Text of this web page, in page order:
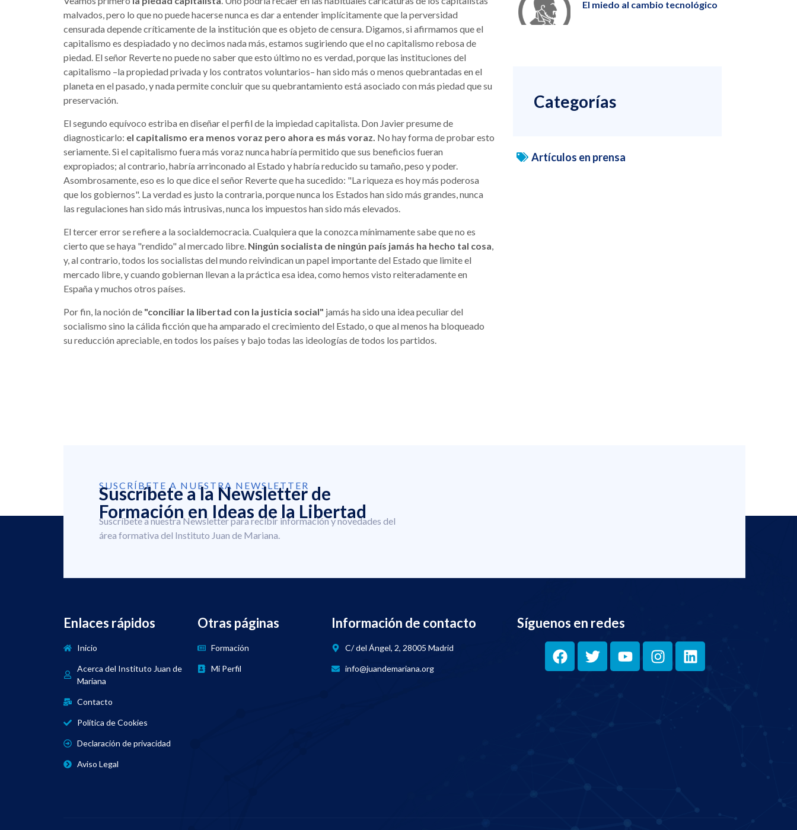
malvados, pero lo que no puede hacerse nunca es dar a entender implícitamente que la perversidad
censurada depende críticamente de la institución que es objeto de censura. Digamos, si afirmamos que el
capitalismo es despiadado y no decimos nada más, estamos sugiriendo que el no capitalismo rebosa de
piedad. El señor Reverte no puede no saber que esto último no es verdad, porque las instituciones del
capitalismo –la propiedad privada y los contratos voluntarios– han sido más o menos quebrantadas en el
planeta en el pasado, y nada permite concluir que su quebrantamiento está asociado con más piedad que su
preservación.
El segundo equívoco estriba en diseñar el perfil de la impiedad capitalista. Don Javier presume de
diagnosticarlo: el capitalismo era menos voraz pero ahora es más voraz. No hay forma de probar esto
seriamente. Si el capitalismo fuera más voraz nunca habría permitido que sus beneficios fueran
expropiados; al contrario, habría arrinconado al Estado y habría reducido su tamaño, peso y poder.
Asombrosamente, eso es lo que dice el señor Reverte que ha sucedido: "La riqueza es hoy más poderosa
que los gobiernos". La verdad es justo la contraria, porque nunca los Estados han sido más grandes, nunca
las regulaciones han sido más intrusivas, nunca los impuestos han sido más elevados.
El tercer error se refiere a la socialdemocracia. Cualquiera que la conozca mínimamente sabe que no es
cierto que se haya "rendido" al mercado libre. Ningún socialista de ningún país jamás ha hecho tal cosa,
y, al contrario, todos los socialistas del mundo reivindican un papel importante del Estado que limite el
mercado libre, y cuando gobiernan llevan a la práctica esa idea, como hemos visto reiteradamente en
España y muchos otros países.
Por fin, la noción de "conciliar la libertad con la justicia social" jamás ha sido una idea peculiar del
socialismo sino la cálida ficción que ha amparado el crecimiento del Estado, o que al menos ha bloqueado
su reducción apreciable, en todos los países y bajo todas las ideologías de todos los partidos.
El miedo al cambio tecnológico
Categorías
Artículos en prensa
SUSCRÍBETE A NUESTRA NEWSLETTER
Suscríbete a la Newsletter de
Formación en Ideas de la Libertad
Suscríbete a nuestra Newsletter para recibir información y novedades del
área formativa del Instituto Juan de Mariana.
Enlaces rápidos
Inicio
Acerca del Instituto Juan de
Mariana
Contacto
Política de Cookies
Declaración de privacidad
Aviso Legal
Otras páginas
Formación
Mi Perfil
Información de contacto
C/ del Ángel, 2, 28005 Madrid
info@juandemariana.org
Síguenos en redes